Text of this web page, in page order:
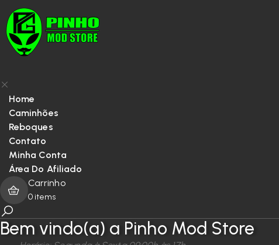
Home
Caminhões
Reboques
Contato
Minha Conta
Área Do Afiliado
Carrinho
0 items
Bem vindo(a) a Pinho Mod Store